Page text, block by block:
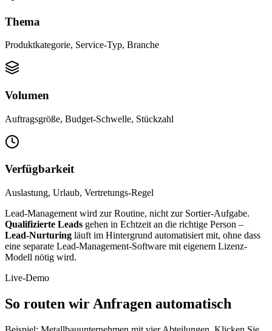
Thema
Produktkategorie, Service-Typ, Branche
Volumen
Auftragsgröße, Budget-Schwelle, Stückzahl
Verfügbarkeit
Auslastung, Urlaub, Vertretungs-Regel
Lead-Management wird zur Routine, nicht zur Sortier-Aufgabe.
Qualifizierte Leads gehen in Echtzeit an die richtige Person –
Lead-Nurturing läuft im Hintergrund automatisiert mit, ohne dass
eine separate Lead-Management-Software mit eigenem Lizenz-
Modell nötig wird.
Live-Demo
So routen wir Anfragen automatisch